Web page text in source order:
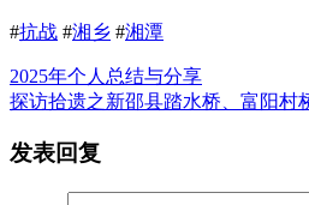
#抗战 #湘乡 #湘潭
2025年个人总结与分享
探访拾遗之新邵县踏水桥、富阳村
发表回复